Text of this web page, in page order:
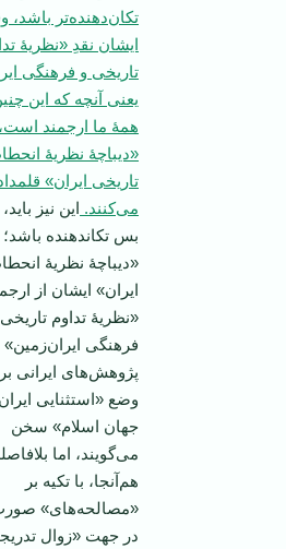
تکان‌دهنده‌تر باشد،
ایشان نقدِ «نظریۀ
تاریخی و فرهنگی
یعنی آنچه که این
همۀ ما ارجمند
«دیباچۀ نظریۀ
تاریخی ایران»
می‌کنند. این نیز
بس تکاندهنده
«دیباچۀ نظریۀ
ایران» ایشان از
«نظریۀ تداوم
فرهنگی ایران‌زمین»
پژوهش‌های ایرانی
وضع «استثنایی
جهان اسلام» سخن
می‌گویند، اما
هم‌آنجا، با تکیه بر
«مصالحه‌های»
در جهت «زوال